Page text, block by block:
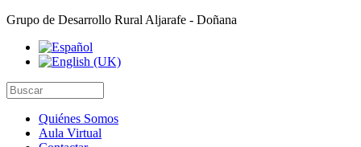
Grupo de Desarrollo Rural Aljarafe - Doñana
Quiénes Somos
Aula Virtual